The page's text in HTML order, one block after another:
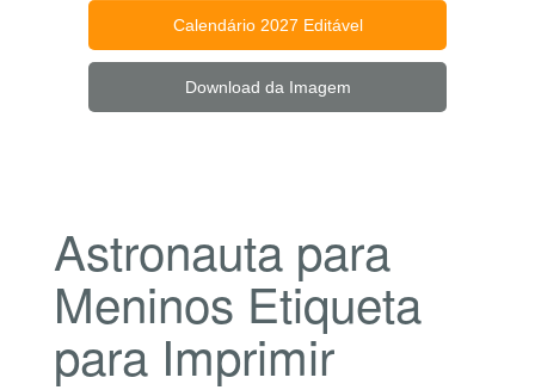
Calendário 2027 Editável
Download da Imagem
Astronauta para
Meninos Etiqueta
para Imprimir